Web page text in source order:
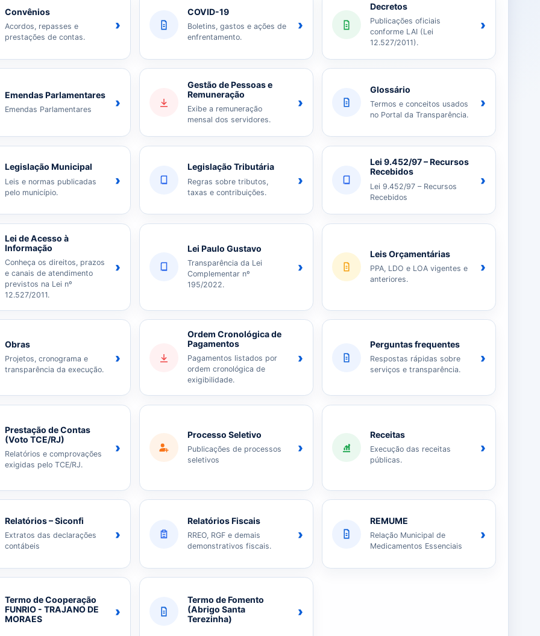
Convênios
Acordos, repasses e
prestações de contas.
›
COVID-19
Boletins, gastos e ações de
enfrentamento.
›
Decretos
Publicações oficiais
conforme LAI (Lei
12.527/2011).
›
Emendas Parlamentares
Emendas Parlamentares ›
Gestão de Pessoas e
Remuneração
Exibe a remuneração
mensal dos servidores.
›
Glossário
Termos e conceitos usados
no Portal da Transparência.
›
Legislação Municipal
Leis e normas publicadas
pelo município.
›
Legislação Tributária
Regras sobre tributos,
taxas e contribuições.
›
Lei 9.452/97 – Recursos
Recebidos
Lei 9.452/97 – Recursos
Recebidos
›
Lei de Acesso à
Informação
Conheça os direitos, prazos
e canais de atendimento
previstos na Lei nº
12.527/2011.
›
Lei Paulo Gustavo
Transparência da Lei
Complementar nº
195/2022.
›
Leis Orçamentárias
PPA, LDO e LOA vigentes e
anteriores.
›
Obras
Projetos, cronograma e
transparência da execução.
›
Ordem Cronológica de
Pagamentos
Pagamentos listados por
ordem cronológica de
exigibilidade.
›
Perguntas frequentes
Respostas rápidas sobre
serviços e transparência.
›
Prestação de Contas
(Voto TCE/RJ)
Relatórios e comprovações
exigidas pelo TCE/RJ.
›
Processo Seletivo
Publicações de processos
seletivos
›
Receitas
Execução das receitas
públicas.
›
Relatórios – Siconfi
Extratos das declarações
contábeis
›
Relatórios Fiscais
RREO, RGF e demais
demonstrativos fiscais.
›
REMUME
Relação Municipal de
Medicamentos Essenciais
›
Termo de Cooperação
FUNRIO - TRAJANO DE
MORAES
›
Termo de Fomento
(Abrigo Santa
Terezinha)
›